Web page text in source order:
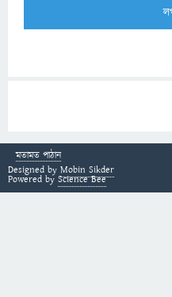
মতামত পাঠান
Designed by Mobin Sikder
Powered by Science Bee